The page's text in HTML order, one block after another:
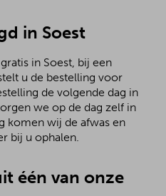
in Soest
in Soest, bij een
u de bestelling voor
de volgende dag in
we op de dag zelf in
komen wij de afwas en
bij u ophalen.
één van onze